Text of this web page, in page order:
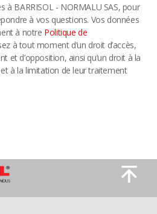
à BARRISOL - NORMALU SAS, pour
à vos questions. Vos données
à notre Politique de
à tout moment d’un droit d’accès,
et d’opposition, ainsi qu’un droit à la
à la limitation de leur traitement
Image